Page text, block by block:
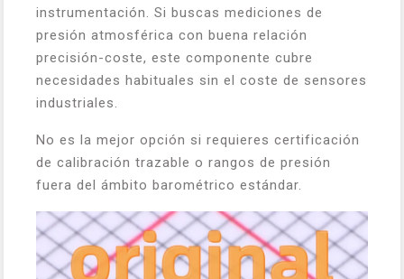
instrumentación. Si buscas mediciones de
presión atmosférica con buena relación
precisión-coste, este componente cubre
necesidades habituales sin el coste de sensores
industriales.
No es la mejor opción si requieres certificación
de calibración trazable o rangos de presión
fuera del ámbito barométrico estándar.